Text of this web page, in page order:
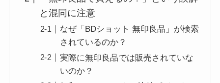
と混同に注意
なぜ「BDショット 無印良品」が検索
されているのか？
実際に無印良品では販売されていな
いのか？